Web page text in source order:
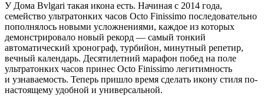
У Дома Bvlgari такая икона есть. Начиная с 2014 года,
семейство ультратонких часов Octo Finissimo последовательно
пополнялось новыми усложнениями, каждое из которых
демонстрировало новый рекорд — самый тонкий
автоматический хронограф, турбийон, минутный репетир,
вечный календарь. Десятилетний марафон побед на поле
ультратонких часов принес Octo Finissimo легитимность
и узнаваемость. Теперь пришло время сделать икону стиля по-
настоящему удобной и универсальной.